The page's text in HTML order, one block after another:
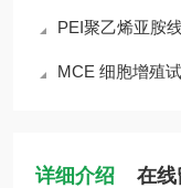
PEI聚乙烯亚胺线
MCE 细胞增殖
详细介绍 在线